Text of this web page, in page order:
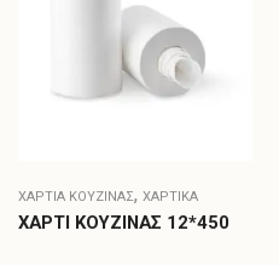
ΧΑΡΤΙΆ ΚΟΥΖΊΝΑΣ, ΧΑΡΤΙΚΑ
ΧΑΡΤΙ ΚΟΥΖΙΝΑΣ 12*450